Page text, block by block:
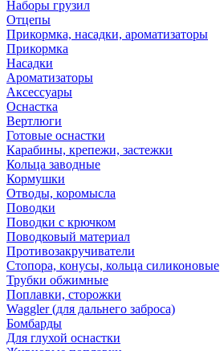
Наборы грузил
Отцепы
Прикормка, насадки, ароматизаторы
Прикормка
Насадки
Ароматизаторы
Аксессуары
Оснастка
Вертлюги
Готовые оснастки
Карабины, крепежи, застежки
Кольца заводные
Кормушки
Отводы, коромысла
Поводки
Поводки с крючком
Поводковый материал
Противозакручиватели
Стопора, конусы, кольца силиконовые
Трубки обжимные
Поплавки, сторожки
Waggler (для дальнего заброса)
Бомбарды
Для глухой оснастки